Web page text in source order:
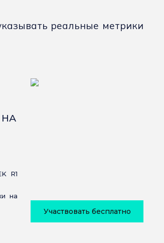
реальные метрики
НА
R1
на
Участвовать бесплатно